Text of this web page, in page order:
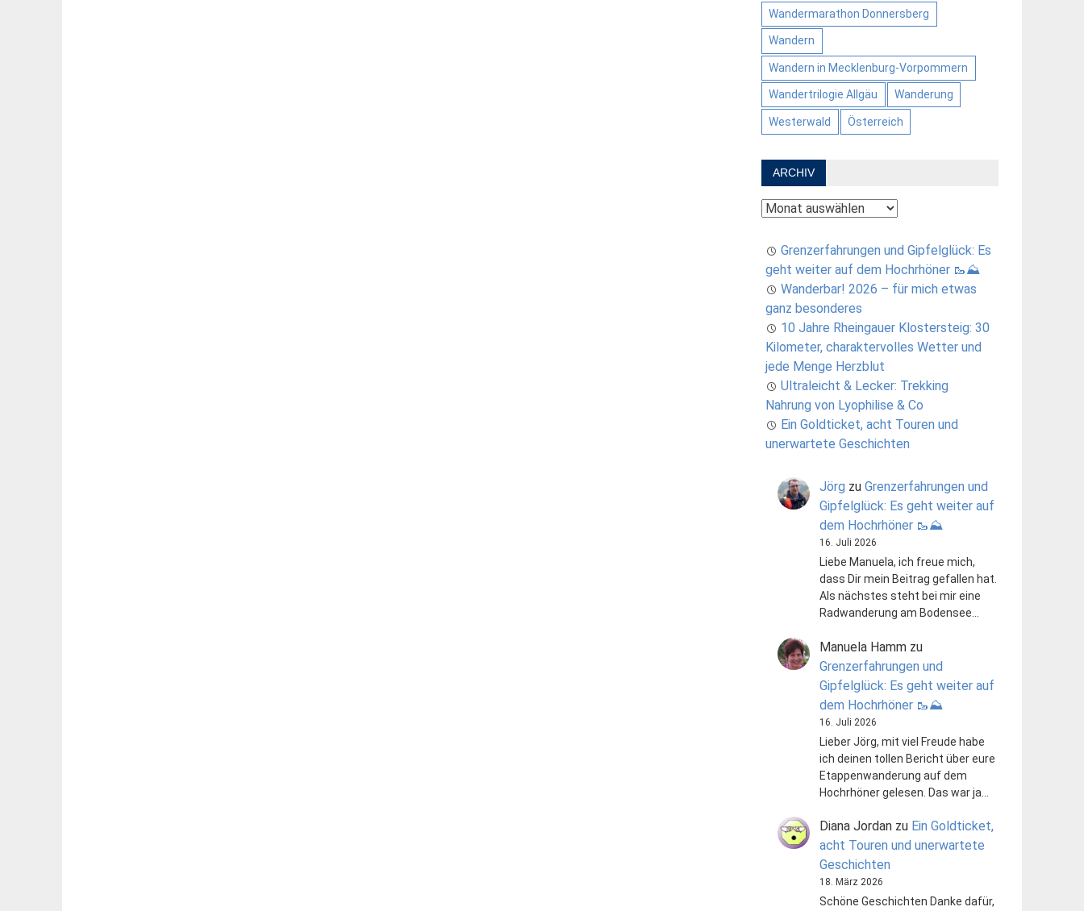
Wandermarathon Donnersberg
Wandern
Wandern in Mecklenburg-Vorpommern
Wandertrilogie Allgäu Wanderung
Westerwald Österreich
ARCHIV
Archiv
Grenzerfahrungen und Gipfelglück: Es
geht weiter auf dem Hochrhöner 🥾⛰️
Wanderbar! 2026 – für mich etwas
ganz besonderes
10 Jahre Rheingauer Klostersteig: 30
Kilometer, charaktervolles Wetter und
jede Menge Herzblut
Ultraleicht & Lecker: Trekking
Nahrung von Lyophilise & Co
Ein Goldticket, acht Touren und
unerwartete Geschichten
Jörg zu Grenzerfahrungen und
Gipfelglück: Es geht weiter auf
dem Hochrhöner 🥾⛰️
16. Juli 2026
Liebe Manuela, ich freue mich,
dass Dir mein Beitrag gefallen hat.
Als nächstes steht bei mir eine
Radwanderung am Bodensee…
Manuela Hammzu
Grenzerfahrungen und
Gipfelglück: Es geht weiter auf
dem Hochrhöner 🥾⛰️
16. Juli 2026
Lieber Jörg, mit viel Freude habe
ich deinen tollen Bericht über eure
Etappenwanderung auf dem
Hochrhöner gelesen. Das war ja…
Diana Jordanzu Ein Goldticket,
acht Touren und unerwartete
Geschichten
18. März 2026
Schöne Geschichten Danke dafür,